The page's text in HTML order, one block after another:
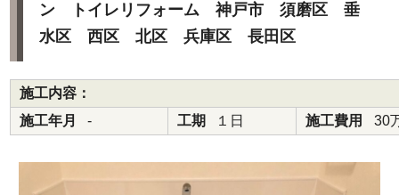
ン トイレリフォーム 神戸市 須磨区 垂
水区 西区 北区 兵庫区 長田区
施工内容：
施工年月
- 工期 １日 施工費用 30